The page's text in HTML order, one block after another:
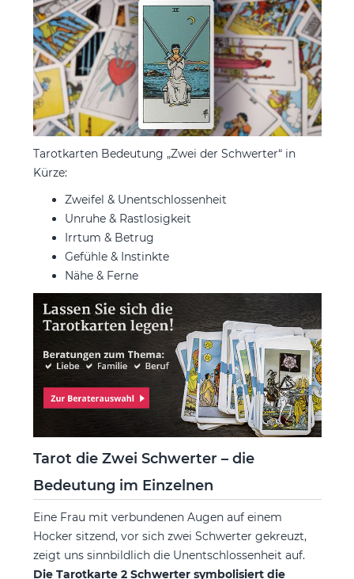
Tarotkarten Bedeutung „Zwei der Schwerter“ in
Kürze:
Zweifel & Unentschlossenheit
Unruhe & Rastlosigkeit
Irrtum & Betrug
Gefühle & Instinkte
Nähe & Ferne
Tarot die Zwei Schwerter – die
Bedeutung im Einzelnen
Eine Frau mit verbundenen Augen auf einem
Hocker sitzend, vor sich zwei Schwerter gekreuzt,
zeigt uns sinnbildlich die Unentschlossenheit auf.
Die Tarotkarte 2 Schwerter symbolisiert die